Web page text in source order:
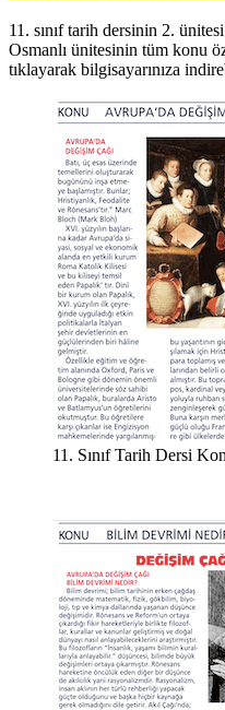
11. sınıf tarih dersinin 2.
Osmanlı ünitesinin tüm konu
tıklayarak bilgisayarınıza
11. Sınıf Tarih Dersi